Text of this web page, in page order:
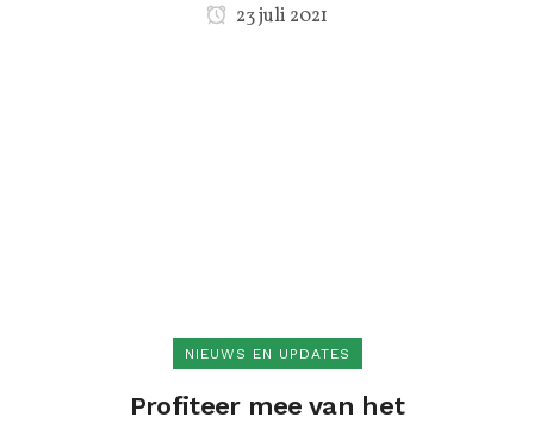
23 juli 2021
NIEUWS EN UPDATES
Profiteer mee van het